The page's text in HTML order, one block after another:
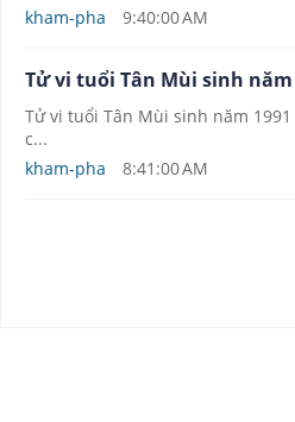
kham-pha
9:40:00 AM
Tử vi tuổi Tân Mùi sinh
Tử vi tuổi Tân Mùi sinh năm
c...
kham-pha
8:41:00 AM